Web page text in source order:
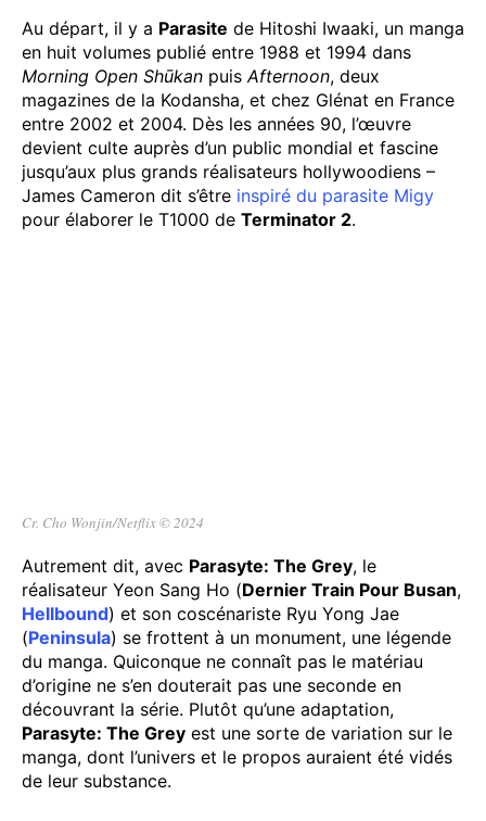
Au départ, il y a Parasite de Hitoshi Iwaaki, un manga
en huit volumes publié entre 1988 et 1994 dans
Morning Open Shūkan puisAfternoon, deux
magazines de la Kodansha, et chez Glénat en France
entre 2002 et 2004. Dès les années 90, l’œuvre
devient culte auprès d’un public mondial et fascine
jusqu’aux plus grands réalisateurs hollywoodiens –
James Cameron dit s’être inspiré du parasite Migy
pour élaborer le T1000 de Terminator 2.
Cr. Cho Wonjin/Netflix © 2024
Autrement dit, avec Parasyte: The Grey, le
réalisateur Yeon Sang Ho (Dernier Train Pour Busan,
Hellbound) et son coscénariste Ryu Yong Jae
(Peninsula) se frottent à un monument, une légende
du manga. Quiconque ne connaît pas le matériau
d’origine ne s’en douterait pas une seconde en
découvrant la série. Plutôt qu’une adaptation,
Parasyte: The Grey est une sorte de variation sur le
manga, dont l’univers et le propos auraient été vidés
de leur substance.